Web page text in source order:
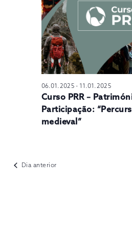
06.01.2025- 11.01.2025
Curso PRR –
Participação:
medieval”
Dia anterior